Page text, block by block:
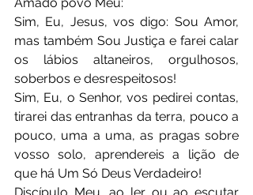
Sim, Eu, Jesus, vos digo: Sou Amor,
mas também Sou Justiça e farei calar
os lábios altaneiros, orgulhosos,
soberbos e desrespeitosos!
Sim, Eu, o Senhor, vos pedirei contas,
tirarei das entranhas da terra, pouco a
pouco, uma a uma, as pragas sobre
vosso solo, aprendereis a lição de
que há Um Só Deus Verdadeiro!